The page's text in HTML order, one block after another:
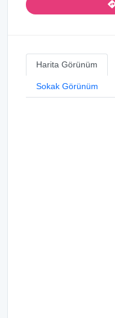
Harita Görünüm
Sokak Görünüm